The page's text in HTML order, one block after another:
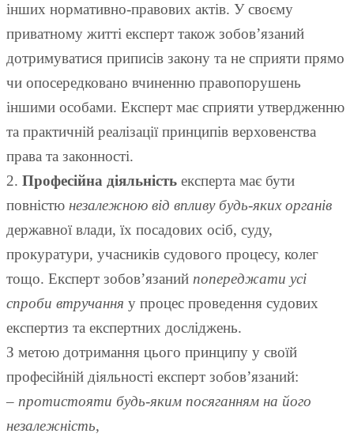
інших нормативно-правових актів. У своєму
приватному житті експерт також зобов’язаний
дотримуватися приписів закону та не сприяти прямо
чи опосередковано вчиненню правопорушень
іншими особами. Експерт має сприяти утвердженню
та практичній реалізації принципів верховенства
права та законності.
2. Професійна діяльність експерта має бути
повністю незалежною від впливу будь-яких органів
державної влади, їх посадових осіб, суду,
прокуратури, учасників судового процесу, колег
тощо. Експерт зобов’язаний попереджати усі
спроби втручання у процес проведення судових
експертиз та експертних досліджень.
З метою дотримання цього принципу у своїй
професійній діяльності експерт зобов’язаний:
– протистояти будь-яким посяганням на його
незалежність,